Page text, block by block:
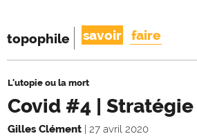
topophile savoir faire
L'utopie ou la mort
Covid #4 |
Gilles Clément | 27 avril 2020